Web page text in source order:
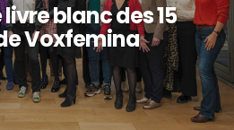
blanc des 15
Voxfemina